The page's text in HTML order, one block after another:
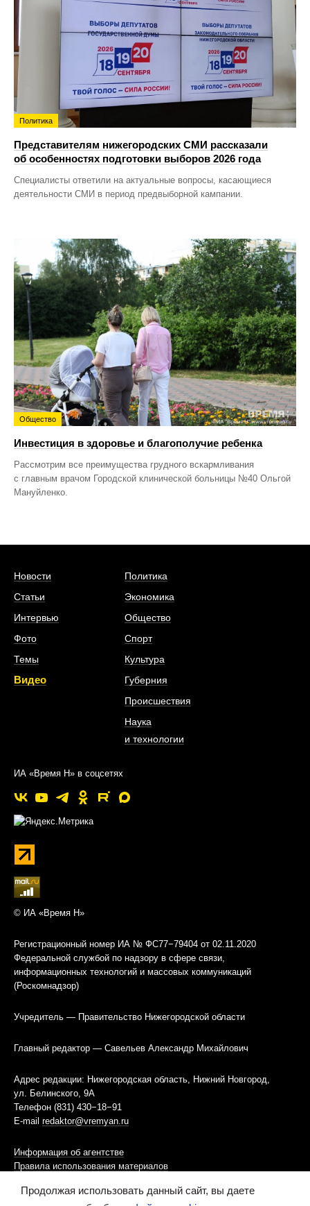
Политика
Представителям нижегородских СМИ рассказали
об особенностях подготовки выборов 2026 года
Специалисты ответили на актуальные вопросы, касающиеся
деятельности СМИ в период предвыборной кампании.
Общество
Инвестиция в здоровье и благополучие ребенка
Рассмотрим все преимущества грудного вскармливания
с главным врачом Городской клинической больницы №40 Ольгой
Мануйленко.
Новости
Статьи
Интервью
Фото
Темы
Видео
Политика
Экономика
Общество
Спорт
Культура
Губерния
Происшествия
Наука
и технологии
ИА «Время Н» в соцсетях
© ИА «Время Н»
Регистрационный номер ИА № ФС77−79404 от 02.11.2020
Федеральной службой по надзору в сфере связи,
информационных технологий и массовых коммуникаций
(Роскомнадзор)
Учредитель — Правительство Нижегородской области
Главный редактор — Савельев Александр Михайлович
Адрес редакции: Нижегородская область, Нижний Новгород,
ул. Белинского, 9А
Телефон (831) 430−18−91
E-mail redaktor@vremyan.ru
Информация об агентстве
Правила использования материалов
Информационная политика использования «cookies»-файлов
Продолжая использовать данный сайт, вы даете